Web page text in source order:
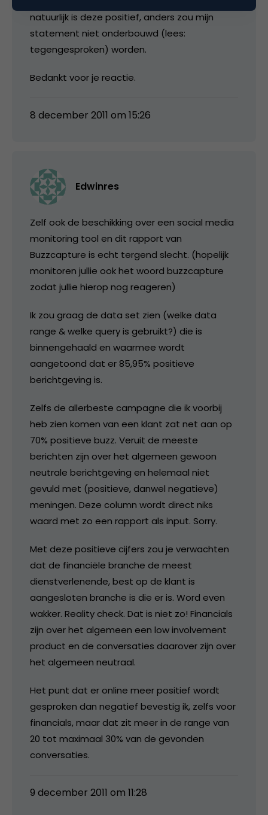
natuurlijk is deze positief, anders zou mijn
statement niet onderbouwd (lees:
tegengesproken) worden.
Bedankt voor je reactie.
8 december 2011 om 15:26
Edwinres
Zelf ook de beschikking over een social media
monitoring tool en dit rapport van
Buzzcapture is echt tergend slecht. (hopelijk
monitoren jullie ook het woord buzzcapture
zodat jullie hierop nog reageren)
Ik zou graag de data set zien (welke data
range & welke query is gebruikt?) die is
binnengehaald en waarmee wordt
aangetoond dat er 85,95% positieve
berichtgeving is.
Zelfs de allerbeste campagne die ik voorbij
heb zien komen van een klant zat net aan op
70% positieve buzz. Veruit de meeste
berichten zijn over het algemeen gewoon
neutrale berichtgeving en helemaal niet
gevuld met (positieve, danwel negatieve)
meningen. Deze column wordt direct niks
waard met zo een rapport als input. Sorry.
Met deze positieve cijfers zou je verwachten
dat de financiële branche de meest
dienstverlenende, best op de klant is
aangesloten branche is die er is. Word even
wakker. Reality check. Dat is niet zo! Financials
zijn over het algemeen een low involvement
product en de conversaties daarover zijn over
het algemeen neutraal.
Het punt dat er online meer positief wordt
gesproken dan negatief bevestig ik, zelfs voor
financials, maar dat zit meer in de range van
20 tot maximaal 30% van de gevonden
conversaties.
9 december 2011 om 11:28